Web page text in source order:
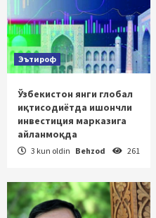
Эътироф
Ўзбекистон янги глобал
иқтисодиётда ишончли
инвестиция марказига
айланмоқда
3 kun oldin Behzod 261